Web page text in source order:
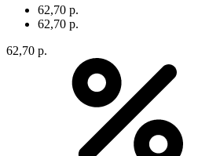
62,70 р.
62,70 р.
62,70 р.